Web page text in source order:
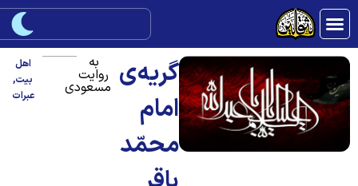
گریه‌ی
امام
محمّد
روایت
مسعودی
اهل
بیت,
عبرات